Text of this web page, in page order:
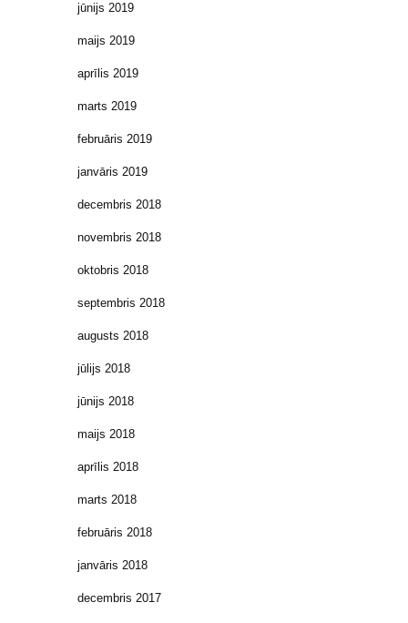
jūnijs 2019
maijs 2019
aprīlis 2019
marts 2019
februāris 2019
janvāris 2019
decembris 2018
novembris 2018
oktobris 2018
septembris 2018
augusts 2018
jūlijs 2018
jūnijs 2018
maijs 2018
aprīlis 2018
marts 2018
februāris 2018
janvāris 2018
decembris 2017